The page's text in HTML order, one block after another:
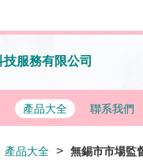
服務有限公司
產品大全 聯系我們
產品大全 > 無錫市市場監